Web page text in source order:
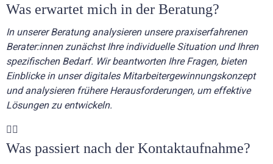
Was erwartet mich in der Beratung?
In unserer Beratung analysieren unsere praxiserfahrenen
Berater:innen zunächst Ihre individuelle Situation und Ihren
spezifischen Bedarf. Wir beantworten Ihre Fragen, bieten
Einblicke in unser digitales Mitarbeitergewinnungskonzept
und analysieren frühere Herausforderungen, um effektive
Lösungen zu entwickeln.
Was passiert nach der Kontaktaufnahme?